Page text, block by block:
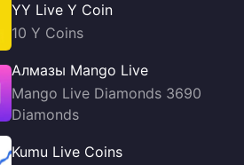
YY Live Y Coin
10 Y Coins
Алмазы Mango Live
Mango Live Diamonds 3690
Diamonds
Kumu Live Coins